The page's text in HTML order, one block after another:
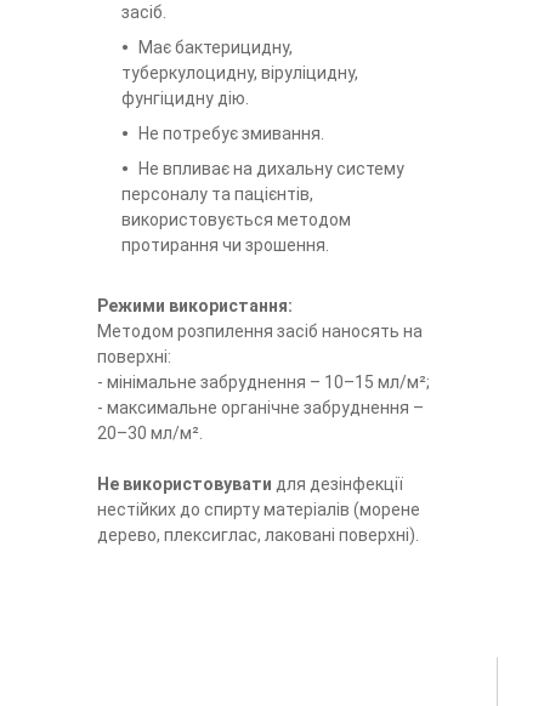
засіб.
Має бактерицидну,
туберкулоцидну, віруліцидну,
фунгіцидну дію.
Не потребує змивання.
Не впливає на дихальну систему
персоналу та пацієнтів,
використовується методом
протирання чи зрошення.
Режими використання:
Методом розпилення засіб наносять на
поверхні:
- мінімальне забруднення – 10–15 мл/м²;
- максимальне органічне забруднення –
20–30 мл/м².
Не використовувати для дезінфекції
нестійких до спирту матеріалів (морене
дерево, плексиглас, лаковані поверхні).